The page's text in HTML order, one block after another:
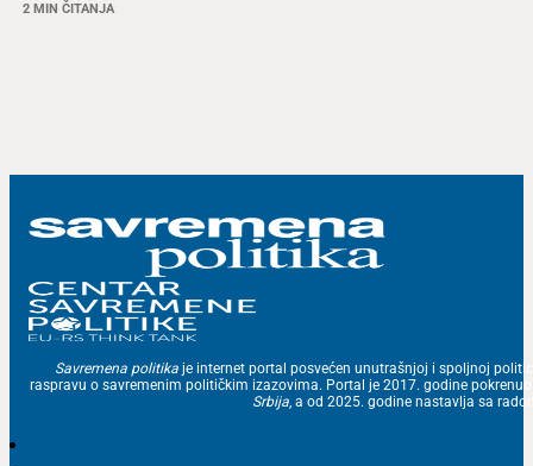
2 MIN ČITANJA
Savremena politika je internet portal posvećen unutrašnjoj i spoljnoj
raspravu o savremenim političkim izazovima. Portal je 2017. godine
Srbija, a od 2025. godine nastavlja sa